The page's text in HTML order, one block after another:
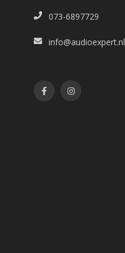
073-6897729
info@audioexpert.nl